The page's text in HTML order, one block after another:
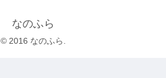
なのふら
© 2016 なのふら.